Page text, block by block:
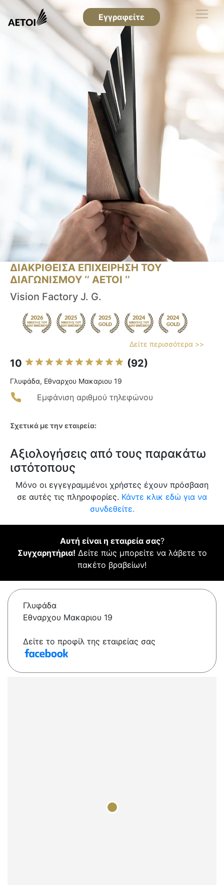
Εγγραφείτε
ΔΙΑΚΡΙΘΕΙΣΑ ΕΠΙΧΕΙΡΗΣΗ ΤΟΥ
ΔΙΑΓΩΝΙΣΜΟΥ ‘’ ΑΕΤΟΙ ‘’
Vision Factory J. G.
Δείτε περισσότερα >>
10 (92)
Γλυφάδα, Εθναρχου Μακαριου 19
Εμφάνιση αριθμού τηλεφώνου
Σχετικά με την εταιρεία:
Αξιολογήσεις από τους παρακάτω
ιστότοπους
Μόνο οι εγγεγραμμένοι χρήστες έχουν πρόσβαση
σε αυτές τις πληροφορίες. Κάντε κλικ εδώ για να
συνδεθείτε.
Αυτή είναι η εταιρεία σας?
Συγχαρητήρια! Δείτε πώς μπορείτε να λάβετε το
πακέτο βραβείων!
Γλυφάδα
Εθναρχου Μακαριου 19
Δείτε το προφίλ της εταιρείας σας